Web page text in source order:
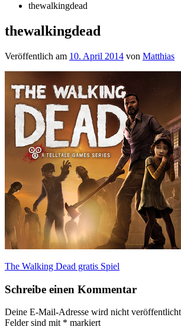
thewalkingdead
thewalkingdead
Veröffentlich am 10. April 2014 von Matthias
Beitragsnavigation
The Walking Dead gratis Spiel
Schreibe einen Kommentar
Deine E-Mail-Adresse wird nicht
Felder sind mit * markiert